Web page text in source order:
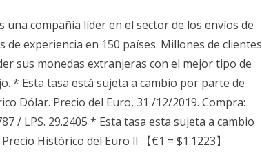
compañía líder en el sector de los envíos de
de experiencia en 150 países. Millones de clientes
sus monedas extranjeras con el mejor tipo de
* Esta tasa está sujeta a cambio por parte de
Dólar. Precio del Euro, 31 /12/2019. Compra:
/ LPS. 29.2405 * Esta tasa esta sujeta a cambio
Histórico del Euro ll 【€1 = $1.1223】